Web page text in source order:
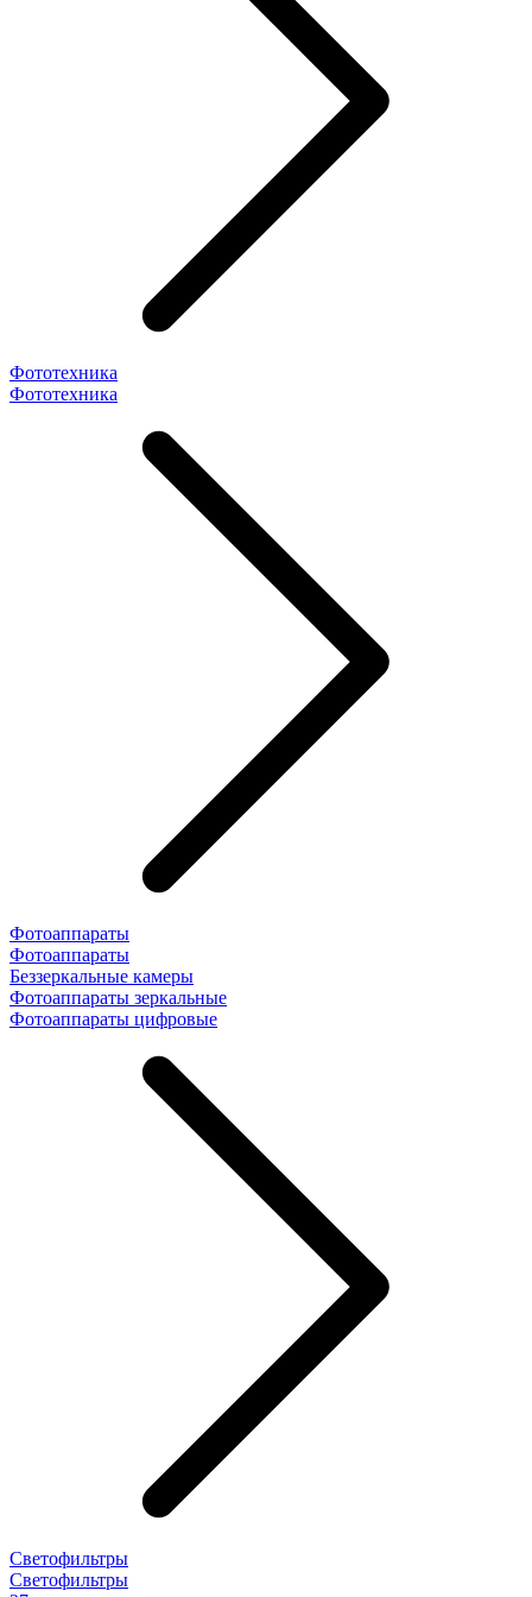
Фототехника
Фототехника
Фотоаппараты
Фотоаппараты
Беззеркальные камеры
Фотоаппараты зеркальные
Фотоаппараты цифровые
Светофильтры
Светофильтры